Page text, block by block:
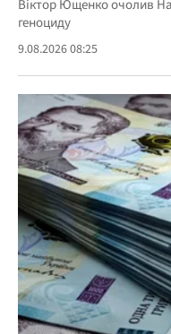
Віктор Ющенко очолив
геноциду
9.08.2026 08:25